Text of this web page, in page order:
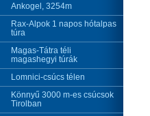
Ankogel, 3254m
Rax-Alpok 1 napos hótalpas
túra
Magas-Tátra téli
magashegyi túrák
Lomnici-csúcs télen
Könnyű 3000 m-es csúcsok
Tirolban